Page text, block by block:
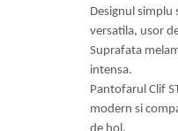
Masa si scaune gradinita
Seturi comode living si
Designul
versatila, usor
Suprafata
intensa.
Pantofarul Clif
modern si